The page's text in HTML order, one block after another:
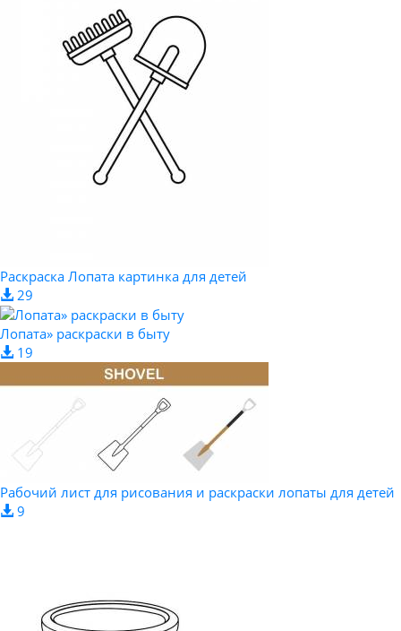
Раскраска Лопата картинка для детей
29
Лопата» раскраски в быту
19
Рабочий лист для рисования и раскраски лопаты для детей
9